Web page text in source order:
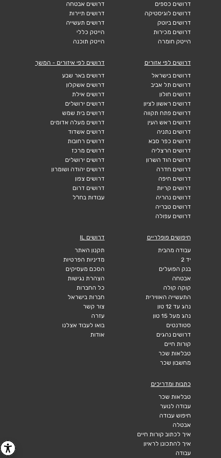
דרושים כספים
דרושים לוגיסטיקה
דרושים ביוטק
דרושים מכירות
הייטק חומרה
דרושים אבטחה
דרושים תיירות
דרושים תעשייה
הייטק כללי
הייטק תוכנה
דרושים לפי אזורים
דרושים בישראל
דרושים תל אביב
דרושים חולון
דרושים ראשון לציון
דרושים פתח תקווה
דרושים ראש העין
דרושים נתניה
דרושים כפר סבא
דרושים הרצליה
דרושים הוד השרון
דרושים חדרה
דרושים חיפה
דרושים קריות
דרושים נהריה
דרושים טבריה
דרושים עפולה
דרושים לפי איזורים - המשך
דרושים באר שבע
דרושים אשקלון
דרושים אילת
דרושים ירושלים
דרושים בית שמש
דרושים מעלה אדומים
דרושים אשדוד
דרושים רחובות
דרושים מרכז
דרושים ירושלים
דרושים יהודה ושומרון
דרושים צפון
דרושים דרום
עבודות בחו"ל
חיפושים פופלריים
עבודה מהבית
יד 2
בנק הפועלים
אבטחה
קוקה קולה
התעשייה האווירית
נהג עד 12 טון
נהג מעל 15 טון
סטודנטים
דרושים נהגים
קורות חיים
טבלאות שכר
מחשבון שכר
דרושים IL
תקנון האתר
מדיניות הפרטיות
הסכם מעסיקים
הצהרת נגישות
כל החברות
חברות בישראל
צור קשר
עזרה
בואו לעבוד אצלנו
אודות
כתבות ומדריכים
טבלאות שכר
עבודה לנוער
חיפוש עבודה
אבטלה
איך לכתוב קורות חיים
איך להתכונן לראיון
עבודה